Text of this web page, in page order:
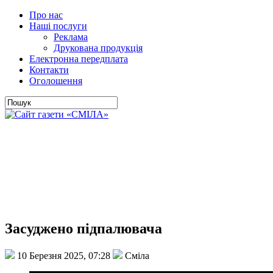
Про нас
Наші послуги
Реклама
Друкована продукція
Електронна передплата
Контакти
Оголошення
Засуджено підпалювача
10 Березня 2025, 07:28 Сміла